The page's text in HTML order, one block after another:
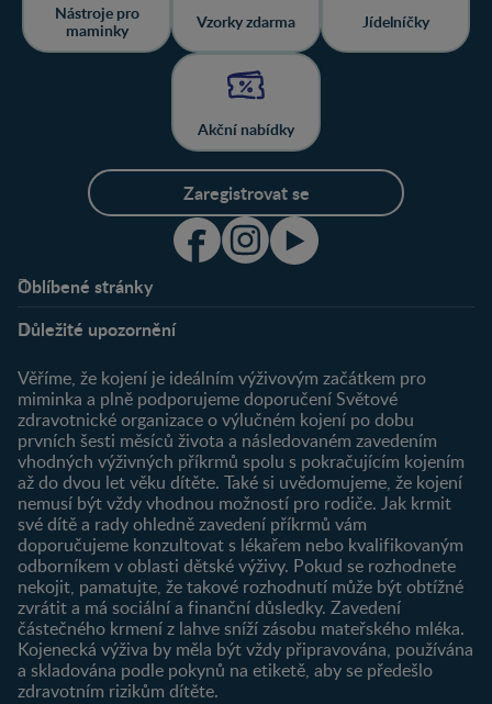
Nástroje pro
maminky
Vzorky zdarma Jídelníčky
Akční nabídky
Zaregistrovat se
Oblíbené stránky
O nás
Můj účet
Registrace
Newsletter
Přihlášení
Produkty
Najít produkt
Důležité upozornění
Věříme, že kojení je ideálním výživovým začátkem pro
miminka a plně podporujeme doporučení Světové
zdravotnické organizace o výlučném kojení po dobu
prvních šesti měsíců života a následovaném zavedením
vhodných výživných příkrmů spolu s pokračujícím kojením
až do dvou let věku dítěte. Také si uvědomujeme, že kojení
nemusí být vždy vhodnou možností pro rodiče. Jak krmit
své dítě a rady ohledně zavedení příkrmů vám
doporučujeme konzultovat s lékařem nebo kvalifikovaným
odborníkem v oblasti dětské výživy. Pokud se rozhodnete
nekojit, pamatujte, že takové rozhodnutí může být obtížné
zvrátit a má sociální a finanční důsledky. Zavedení
částečného krmení z lahve sníží zásobu mateřského mléka.
Kojenecká výživa by měla být vždy připravována, používána
a skladována podle pokynů na etiketě, aby se předešlo
zdravotním rizikům dítěte.